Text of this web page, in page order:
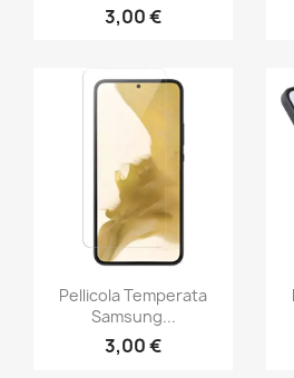
3,00 €
Pellicola Temperata
Samsung...
3,00 €